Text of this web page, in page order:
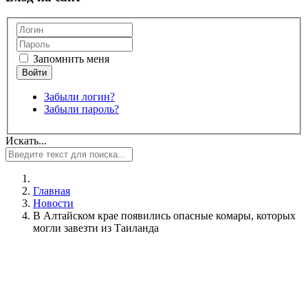
Запомнить меня
Забыли логин?
Забыли пароль?
Искать...
Главная
Новости
В Алтайском крае появились опасные комары, которых
могли завезти из Таиланда